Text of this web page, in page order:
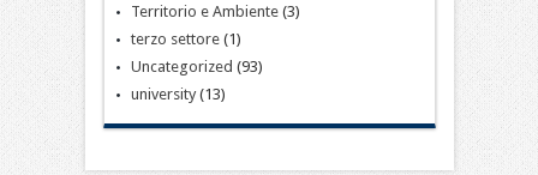
Territorio e Ambiente(3)
terzo settore(1)
Uncategorized (93)
university(13)